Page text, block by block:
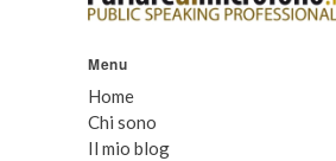
Menu
Home
Chi sono
Il mio blog